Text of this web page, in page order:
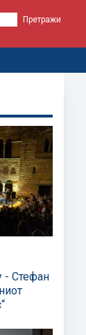
- Стефан